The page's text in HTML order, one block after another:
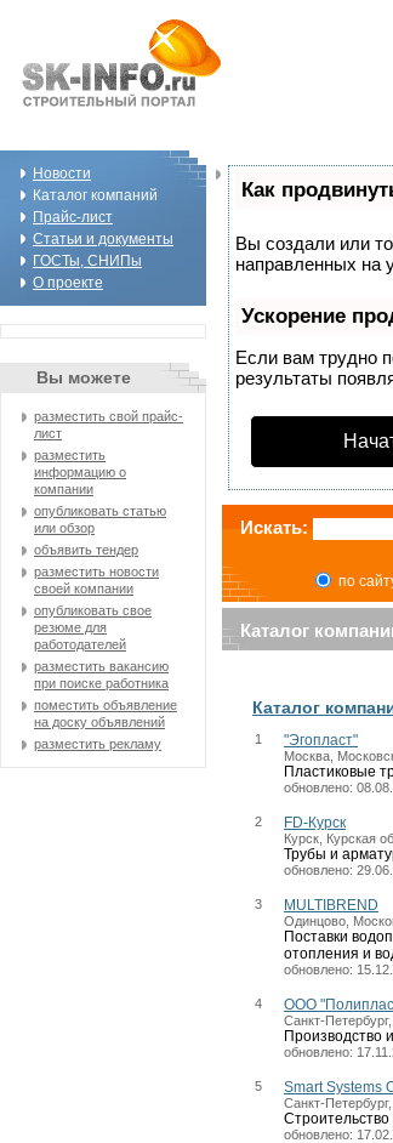
Новости
Каталог компаний
Прайс-лист
Статьи и документы
ГОСТы, СНИПы
О проекте
Вы можете
разместить свой прайс-
лист
разместить
информацию о
компании
опубликовать статью
или обзор
объявить тендер
разместить новости
своей компании
опубликовать свое
резюме для
работодателей
разместить вакансию
при поиске работника
поместить объявление
на доску объявлений
разместить рекламу
Как
Вы создали или
направленных на
Ускорение
Если вам трудно
результаты
Искать:
по
Каталог
Каталог
1 "Эгопласт"
Москва,
Пластиковые
обновлено:
2 FD-Курск
Курск, Курская
Трубы и
обновлено:
3 MULTIBREND
Одинцово,
Поставки
отопления и
обновлено:
4 OOO
Санкт-
Производство
обновлено:
5 Smart
Санкт-
обновлено: